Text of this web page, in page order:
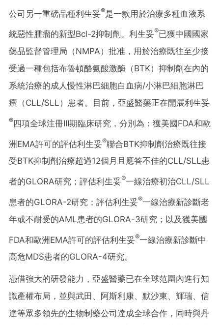
公司另一重磅品種利生妥®是一款用於治療多種血液系
統惡性腫瘤的新型Bcl-2抑制劑。利生妥®已獲中國國家
藥品監督管理局（NMPA）批准，用於治療既往至少接
受過一種包括布魯頓酪氨酸激酶（BTK）抑制劑在內的
系統治療的成人慢性淋巴細胞白血病/小淋巴細胞淋巴
瘤（CLL/SLL）患者。目前，亞盛醫藥正在開展利生妥
®四項全球注冊III期臨床研究，分別為：獲美國FDA和歐
洲EMA許可的評估利生妥®聯合BTK抑制劑治療既往接
受BTK抑制劑治療超過12個月且應答不佳的CLL/SLL患
者的GLORA研究；評估利生妥®一線治療初治CLL/SLL
患者的GLORA-2研究；評估利生妥®一線治療新診斷老
年或不耐受的AML患者的GLORA-3研究；以及獲美國
FDA和歐洲EMA許可的評估利生妥®一線治療新診斷中
高危MDS患者的GLORA-4研究。
憑借強大的研發能力，亞盛醫藥已在全球范圍內進行知
識產權布局，並與武田、阿斯利康、默沙東、輝瑞、信
達等眾多領先的生物制藥公司達成全球合作，同時與丹